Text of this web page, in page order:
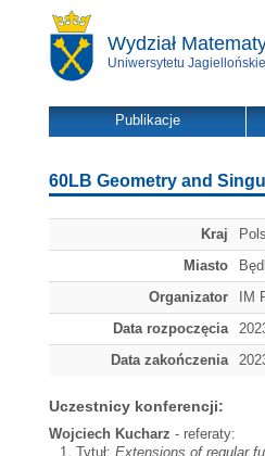
Wydział
Uniwersytetu
Publikacje
60LB Geometry and
Kraj
Miasto
Organizator
IM
Data rozpoczęcia
Data zakończenia
Uczestnicy konferencji:
Wojciech Kucharz - referaty:
Tytuł: Extensions of regular